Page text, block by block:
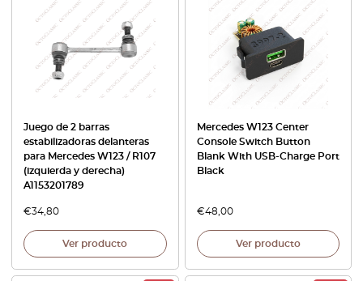
Juego de 2 barras
estabilizadoras delanteras
para Mercedes W123 / R107
(izquierda y derecha)
A1153201789
€34,80
Ver producto
Mercedes W123 Center
Console Switch Button
Blank With USB-Charge Port
Black
€48,00
Ver producto